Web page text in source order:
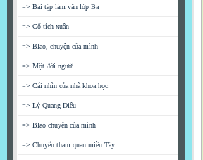
=> Bài tập làm văn lớp Ba
=> Cổ tích xuân
=> Blao, chuyện của mình
=> Một đời người
=> Cái nhìn của nhà khoa học
=> Lý Quang Diệu
=> Blao chuyện của mình
=> Chuyến tham quan miền Tây